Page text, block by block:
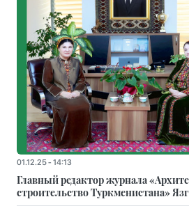
01.12.25 - 14:13
Главный редактор журнала
строительство Туркменистана»